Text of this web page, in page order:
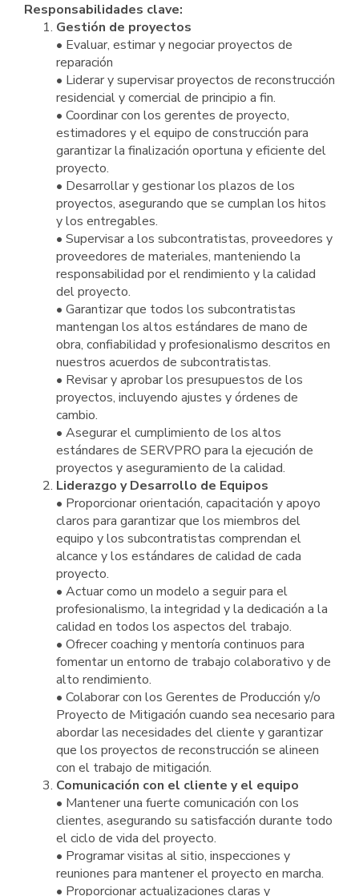
Responsabilidades clave:
Gestión de proyectos
• Evaluar, estimar y negociar proyectos de
reparación
• Liderar y supervisar proyectos de reconstrucción
residencial y comercial de principio a fin.
• Coordinar con los gerentes de proyecto,
estimadores y el equipo de construcción para
garantizar la finalización oportuna y eficiente del
proyecto.
• Desarrollar y gestionar los plazos de los
proyectos, asegurando que se cumplan los hitos
y los entregables.
• Supervisar a los subcontratistas, proveedores y
proveedores de materiales, manteniendo la
responsabilidad por el rendimiento y la calidad
del proyecto.
• Garantizar que todos los subcontratistas
mantengan los altos estándares de mano de
obra, confiabilidad y profesionalismo descritos en
nuestros acuerdos de subcontratistas.
• Revisar y aprobar los presupuestos de los
proyectos, incluyendo ajustes y órdenes de
cambio.
• Asegurar el cumplimiento de los altos
estándares de SERVPRO para la ejecución de
proyectos y aseguramiento de la calidad.
Liderazgo y Desarrollo de Equipos
• Proporcionar orientación, capacitación y apoyo
claros para garantizar que los miembros del
equipo y los subcontratistas comprendan el
alcance y los estándares de calidad de cada
proyecto.
• Actuar como un modelo a seguir para el
profesionalismo, la integridad y la dedicación a la
calidad en todos los aspectos del trabajo.
• Ofrecer coaching y mentoría continuos para
fomentar un entorno de trabajo colaborativo y de
alto rendimiento.
• Colaborar con los Gerentes de Producción y/o
Proyecto de Mitigación cuando sea necesario para
abordar las necesidades del cliente y garantizar
que los proyectos de reconstrucción se alineen
con el trabajo de mitigación.
Comunicación con el cliente y el equipo
• Mantener una fuerte comunicación con los
clientes, asegurando su satisfacción durante todo
el ciclo de vida del proyecto.
• Programar visitas al sitio, inspecciones y
reuniones para mantener el proyecto en marcha.
• Proporcionar actualizaciones claras y